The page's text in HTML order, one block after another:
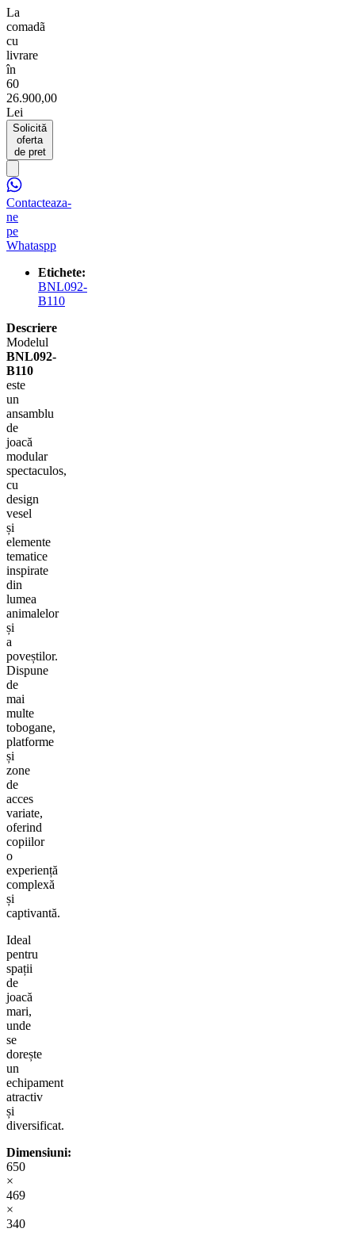
La
comadã
cu
livrare
în
60
26.900,00
Lei
Solicită
oferta
de pret
Contacteaza-
ne
pe
Whataspp
Etichete:
BNL092-
B110
Descriere
Modelul
BNL092-
B110
este
un
ansamblu
de
joacă
modular
spectaculos,
cu
design
vesel
și
elemente
tematice
inspirate
din
lumea
animalelor
și
a
poveștilor.
Dispune
de
mai
multe
tobogane,
platforme
și
zone
de
acces
variate,
oferind
copiilor
o
experiență
complexă
și
captivantă.
Ideal
pentru
spații
de
joacă
mari,
unde
se
dorește
un
echipament
atractiv
și
diversificat.
Dimensiuni:
650
×
469
×
340